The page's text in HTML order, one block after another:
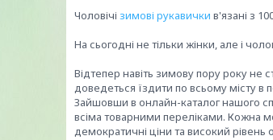
Чоловічі зимові рукавички в'язані з
На сьогодні не тільки жінки, але і
Відтепер навіть зимову пору року
доведеться їздити по всьому місту в
Зайшовши в онлайн-каталог нашого
всіма товарними переліками. Кожна
демократичні ціни та високий рівень